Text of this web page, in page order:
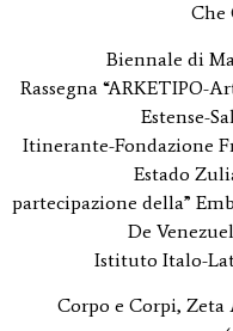
Che
Biennale di
Rassegna “ARKETIPO-
Estense-
Itinerante-Fondazione
Estado
partecipazione della”
De
Istituto Italo-
Corpo e Corpi,